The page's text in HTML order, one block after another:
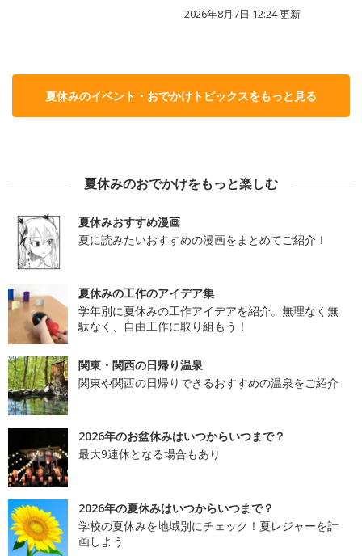
2026年8月7日 12:24更新
夏休みのイベント・おでかけトピックスをもっと見る
夏休みのおでかけをもっと楽しむ
夏休みおすすめ漫画
夏に読みたいおすすめの漫画をまとめてご紹介！
夏休みの工作のアイデア集
学年別に夏休みの工作アイデアを紹介。無理なく無
駄なく、自由工作に取り組もう！
関東・関西の日帰り温泉
関東や関西の日帰りできるおすすめの温泉をご紹介
2026年のお盆休みはいつからいつまで？
最大9連休となる場合もあり
2026年の夏休みはいつからいつまで？
学校の夏休みを地域別にチェック！夏レジャーを計
画しよう